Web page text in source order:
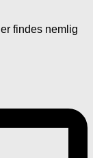
findes nemlig